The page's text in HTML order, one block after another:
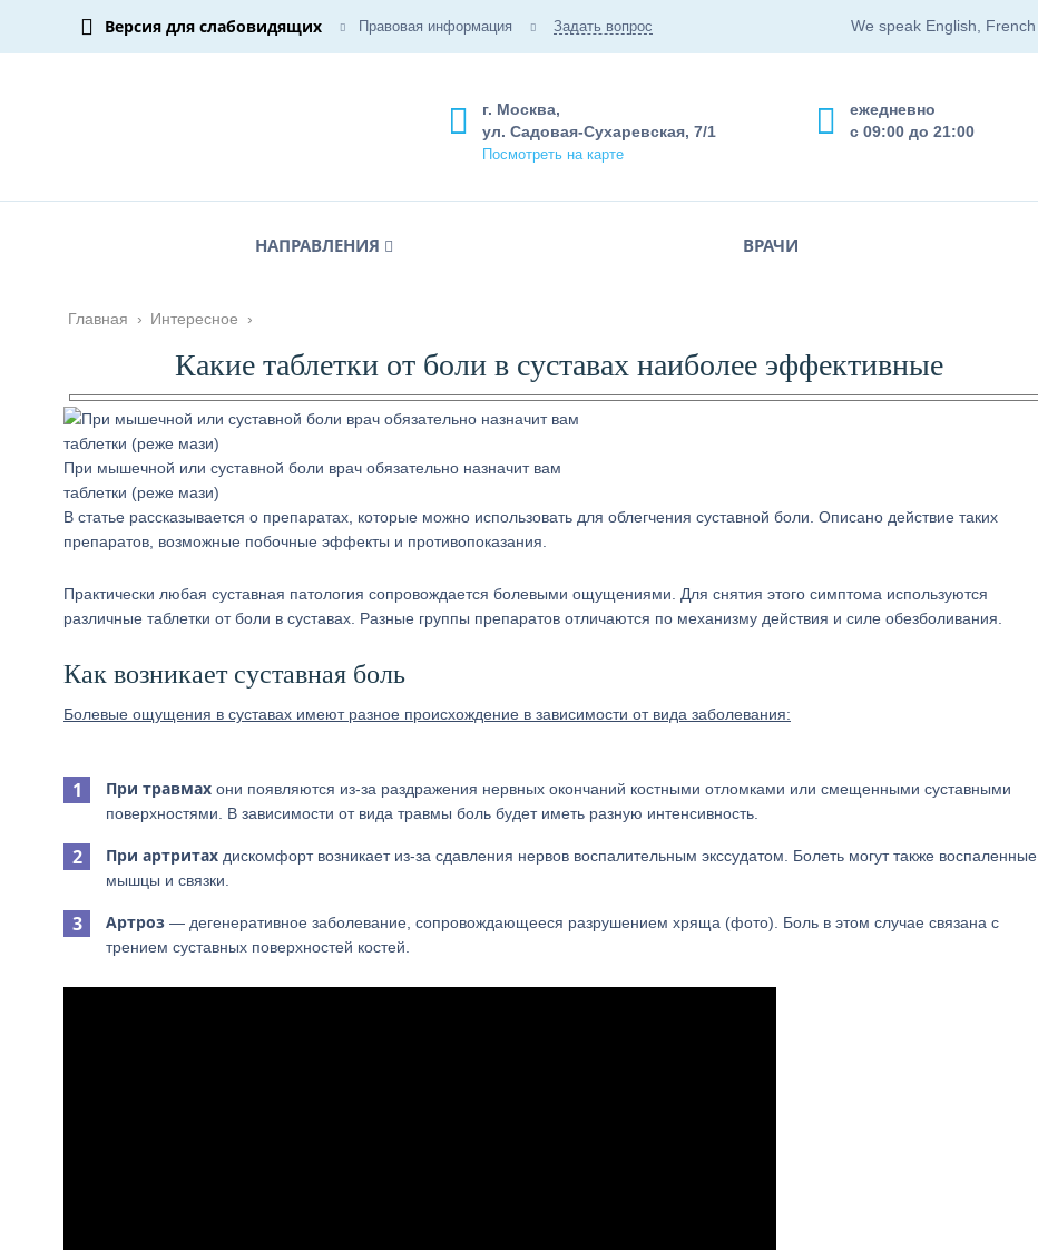
Версия для слабовидящих Правовая информация Задать вопрос We speak English, French
ежедневно
с 09:00 до 21:00
г. Москва,
ул. Садовая-Сухаревская, 7/1
Посмотреть на карте
НАПРАВЛЕНИЯ ВРАЧИ
Главная › Интересное ›
Какие таблетки от боли в суставах наиболее эффективные
При мышечной или суставной боли врач обязательно назначит вам
таблетки (реже мази)
В статье рассказывается о препаратах, которые можно использовать для облегчения суставной боли. Описано действие таких
препаратов, возможные побочные эффекты и противопоказания.
Практически любая суставная патология сопровождается болевыми ощущениями. Для снятия этого симптома используются
различные таблетки от боли в суставах. Разные группы препаратов отличаются по механизму действия и силе обезболивания.
Как возникает суставная боль
Болевые ощущения в суставах имеют разное происхождение в зависимости от вида заболевания:
При травмах они появляются из-за раздражения нервных окончаний костными отломками или смещенными суставными
поверхностями. В зависимости от вида травмы боль будет иметь разную интенсивность.
При артритах дискомфорт возникает из-за сдавления нервов воспалительным экссудатом. Болеть могут также воспаленные
мышцы и связки.
Артроз — дегенеративное заболевание, сопровождающееся разрушением хряща (фото). Боль в этом случае связана с
трением суставных поверхностей костей.